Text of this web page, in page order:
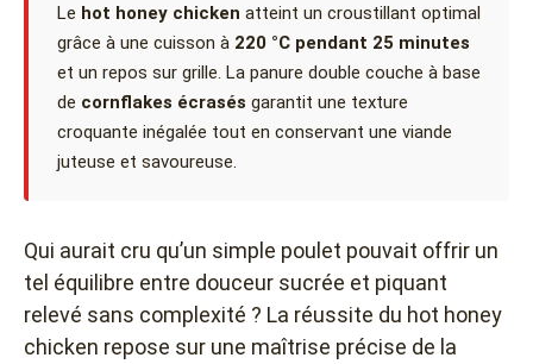
Le hot honey chicken atteint un croustillant optimal
grâce à une cuisson à 220 °C pendant 25 minutes
et un repos sur grille. La panure double couche à base
de cornflakes écrasés garantit une texture
croquante inégalée tout en conservant une viande
juteuse et savoureuse.
Qui aurait cru qu’un simple poulet pouvait offrir un
tel équilibre entre douceur sucrée et piquant
relevé sans complexité ? La réussite du hot honey
chicken repose sur une maîtrise précise de la